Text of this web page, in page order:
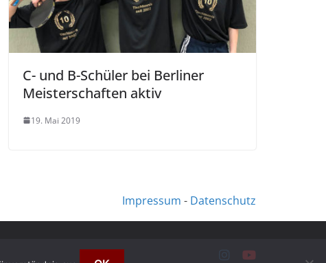
C- und B-Schüler bei Berliner
Meisterschaften aktiv
19. Mai 2019
Impressum - Datenschutz